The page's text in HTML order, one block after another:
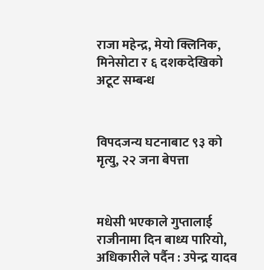
राजा महेन्द्र, मेयो क्लिनिक,
मिनेसोटा र ६ दशकदेखिको
अटूट सम्बन्ध
विपदजन्य घटनाबाट ९३ को
मृत्यु, २२ जना बेपत्ता
मधेसी भएकाले गुप्तालाई
राजीनामा दिन बाध्य पारियो,
अधिकारीले पर्दैन : उपेन्द्र यादव